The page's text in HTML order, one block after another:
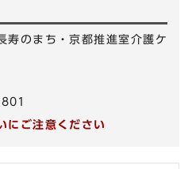
寿のまち・京都推進室介護ケ
にご注意ください